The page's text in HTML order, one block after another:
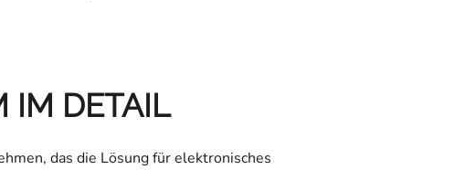
IM DETAIL
das die Lösung für elektronisches